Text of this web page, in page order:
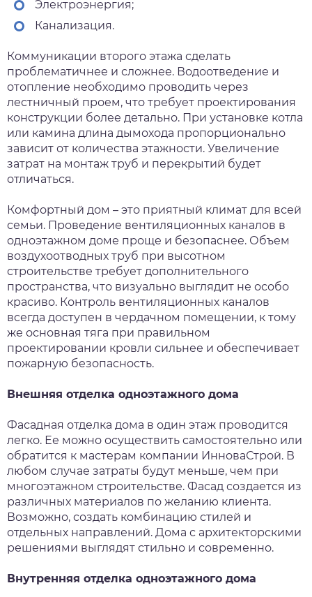
Электроэнергия;
Канализация.
Коммуникации второго этажа сделать
проблематичнее и сложнее. Водоотведение и
отопление необходимо проводить через
лестничный проем, что требует проектирования
конструкции более детально. При установке котла
или камина длина дымохода пропорционально
зависит от количества этажности. Увеличение
затрат на монтаж труб и перекрытий будет
отличаться.
Комфортный дом – это приятный климат для всей
семьи. Проведение вентиляционных каналов в
одноэтажном доме проще и безопаснее. Объем
воздухоотводных труб при высотном
строительстве требует дополнительного
пространства, что визуально выглядит не особо
красиво. Контроль вентиляционных каналов
всегда доступен в чердачном помещении, к тому
же основная тяга при правильном
проектировании кровли сильнее и обеспечивает
пожарную безопасность.
Внешняя отделка одноэтажного дома
Фасадная отделка дома в один этаж проводится
легко. Ее можно осуществить самостоятельно или
обратится к мастерам компании ИнноваСтрой. В
любом случае затраты будут меньше, чем при
многоэтажном строительстве. Фасад создается из
различных материалов по желанию клиента.
Возможно, создать комбинацию стилей и
отдельных направлений. Дома с архитекторскими
решениями выглядят стильно и современно.
Внутренняя отделка одноэтажного дома